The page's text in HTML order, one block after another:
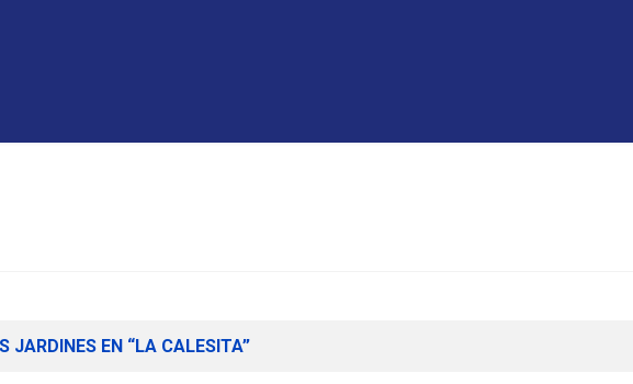
JARDINES EN “LA CALESITA”